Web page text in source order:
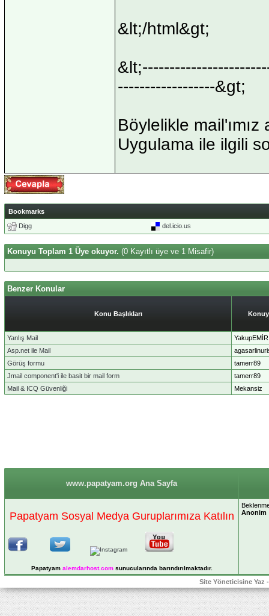
&lt;/html&gt;
------------------&gt;
Böylelikle
Uygulama ile ilgili
Bookmarks
Digg
del.icio.us
Konuyu Toplam 1 Üye okuyor. (0 Kayıtlı üye ve 1 Misafir)
Benzer Konular
Konu Başlıkları
Yanlış Mail
YakupEMİR
Asp.net ile Mail
Görüş formu
tamerr89
Jmail component'i ile basit bir mail form
tamerr89
Mail & ICQ Güvenliği
Mekansiz
www.papatyam.org Ana Sayfa
Papatyam Sosyal Medya Guruplarımıza Katılın
Papatyam alemdarhost.comsunucularında barındırılmaktadır.
Anonim
Site Yöneticisine Yaz